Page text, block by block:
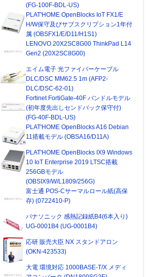
(FG-100F-BDL-US)
PLAT'HOME OpenBlocks IoT FX1/E
H/W保守及びサブスクリプション1年付
属 (OBSFX1/E/D11/H1S1)
LENOVO 20X2SC8G00 ThinkPad L14
Gen2 (20X2SC8G00)
エイム電子 光ファイバーケーブル
DLC/DSC MM62.5 1m (AFP2-
DLC/DSC-62-01)
Fortinet FortiGate-40F バンドルモデル
(初年度先出しセンドバック保守付)
(FG-40F-BDL-US)
PLAT'HOME OpenBlocks A16 Debian
11搭載モデル (OBSA16/D11A)
PLAT'HOME OpenBlocks IX9 Windows
10 IoT Enterprise 2019 LTSC搭載
256GBモデル
(OBSIX9/W/L1809/256G)
富士通 POS-Cサーマルロール紙(高保
存) (0722410-P)
パナソニック 感熱記録紙B4(6本入り)
UG-0001B4 (UG-0001B4)
応研 販売大臣 NX スタンドアロン
(OKN-423533)
大電 環境対応 1000BASE-T/X メディ